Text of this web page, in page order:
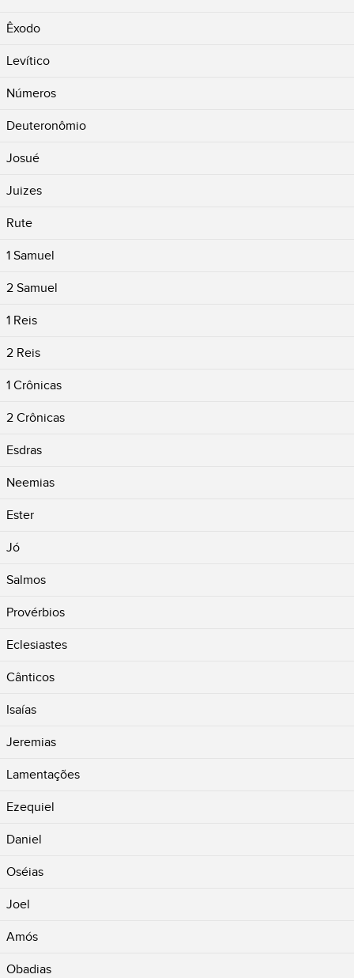
Êxodo
Levítico
Números
Deuteronômio
Josué
Juizes
Rute
1 Samuel
2 Samuel
1 Reis
2 Reis
1 Crônicas
2 Crônicas
Esdras
Neemias
Ester
Jó
Salmos
Provérbios
Eclesiastes
Cânticos
Isaías
Jeremias
Lamentações
Ezequiel
Daniel
Oséias
Joel
Amós
Obadias